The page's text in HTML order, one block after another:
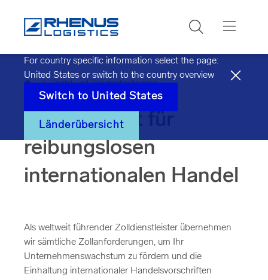
Suchen
For country specific information select the page:
United States or switch to the country overview
Switch to United States
Länderübersicht
StartseiteDigital- und Dokumentenlösungen
Ihr Zollagent für
reibungslosen
internationalen Handel
Als weltweit führender Zolldienstleister übernehmen
wir sämtliche Zollanforderungen, um Ihr
Unternehmenswachstum zu fördern und die
Einhaltung internationaler Handelsvorschriften